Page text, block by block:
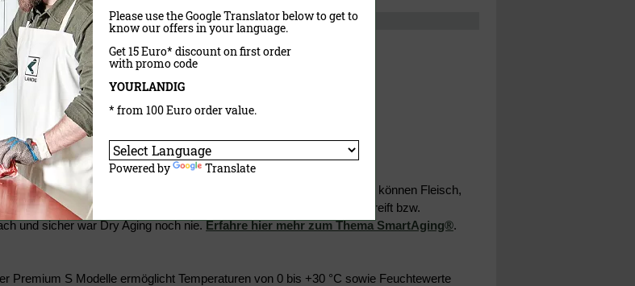
Überblick
Reifeschrank! Dank der integrierten SmartAging®-Technologie können Fleisch,
Kräuter, Teigwaren und vieles mehr auf Knopfdruck ganz einfach gereift bzw.
und sicher war Dry Aging noch nie.Erfahre hier mehr zum Thema SmartAging®.
Premium S Modelle ermöglicht Temperaturen von 0 bis +30 °C sowie Feuchtewerte
Please use the Google Translator below to get to
know our offers in your language.
Get 15 Euro* discount on first order
with promo code
YOURLANDIG
* from 100 Euro order value.
Powered by Translate